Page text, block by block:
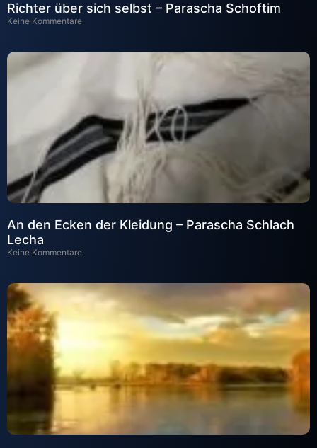
Richter über sich selbst – Parascha Schoftim
Keine Kommentare
An den Ecken der Kleidung – Parascha Schlach
Lecha
Keine Kommentare